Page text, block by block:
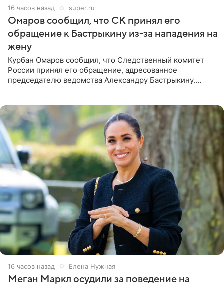
16 часов назад super.ru
Омаров сообщил, что СК принял его
обращение к Бастрыкину из-за нападения на
жену
Курбан Омаров сообщил, что Следственный комитет
России принял его обращение, адресованное
председателю ведомства Александру Бастрыкину.
16 часов назад Елена Нужная
Меган Маркл осудили за поведение на